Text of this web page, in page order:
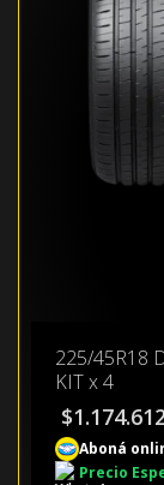
225/45R18
KIT x 4
$
Aboná
Precio